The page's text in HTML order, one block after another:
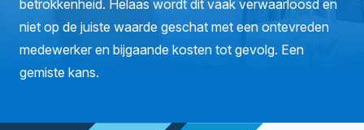
betrokkenheid. Helaas wordt dit vaak verwaarloosd en
niet op de juiste waarde geschat met een ontevreden
medewerker en bijgaande kosten tot gevolg. Een
gemiste kans.